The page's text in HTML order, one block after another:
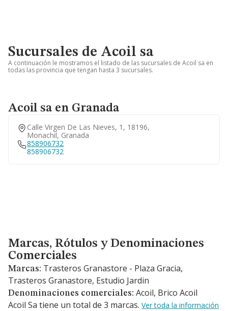
Sucursales de Acoil sa
A continuación le mostramos el listado de las sucursales de Acoil sa en
todas las provincia que tengan hasta 3 sucursales.
Acoil sa en Granada
Calle Virgen De Las Nieves, 1, 18196,
Monachil, Granada
858906732
858906732
Marcas, Rótulos y Denominaciones Comerciales
Marcas, Rótulos y Denominaciones
Comerciales
Marcas: Trasteros Granastore - Plaza Gracia,
Trasteros Granastore, Estudio Jardin
Denominaciones comerciales: Acoil, Brico Acoil
Acoil Sa tiene un total de 3 marcas. Ver toda la información